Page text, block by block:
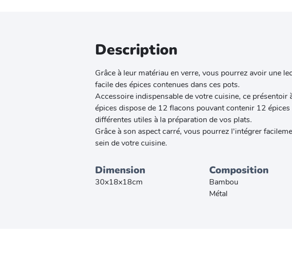
Description
Grâce à leur matériau en verre, vous pourrez avoir une
facile des épices contenues dans ces pots.
Accessoire indispensable de votre cuisine, ce présentoir
épices dispose de 12 flacons pouvant contenir 12 épices
différentes utiles à la préparation de vos plats.
Grâce à son aspect carré, vous pourrez l'intégrer
sein de votre cuisine.
Dimension
30x18x18cm
Composition
Bambou
Métal